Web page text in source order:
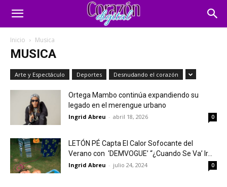
Inicio Musica
MUSICA
Arte y Espectáculo Deportes Desnudando el corazón
Ortega Mambo continúa expandiendo su
legado en el merengue urbano
Ingrid Abreu - abril 18, 2026 0
LETÓN PÉ Capta El Calor Sofocante del
Verano con ‘DEMVOGUE’ “¿Cuando Se Va’ Ir...
Ingrid Abreu - julio 24, 2024 0